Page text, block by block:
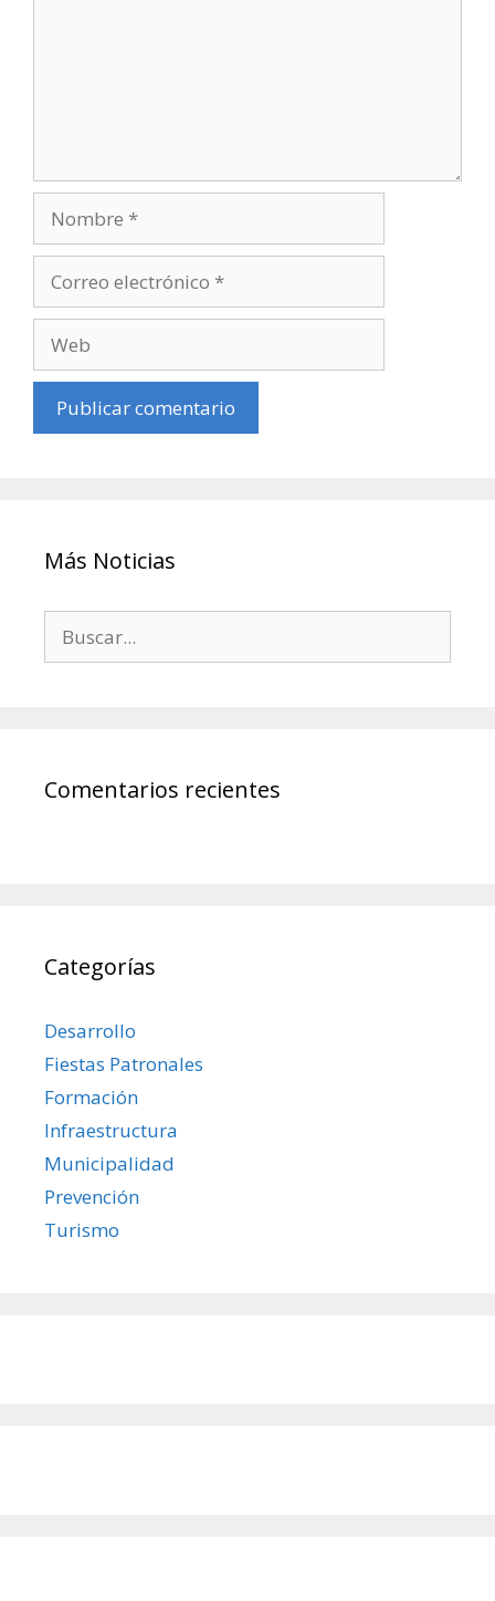
Más Noticias
Comentarios recientes
Categorías
Desarrollo
Fiestas Patronales
Formación
Infraestructura
Municipalidad
Prevención
Turismo